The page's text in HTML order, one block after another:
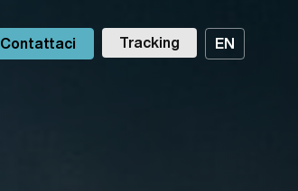
Contattaci Tracking EN